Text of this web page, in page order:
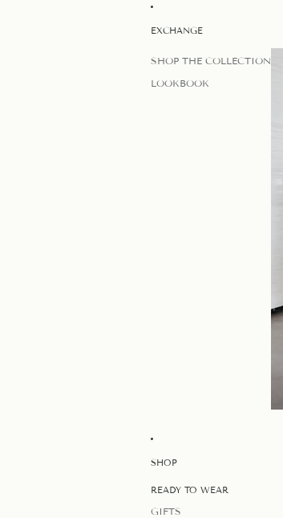
EXCHANGE
SHOP THE COLLECTION
LOOKBOOK
SHOP
READY TO WEAR
GIFTS